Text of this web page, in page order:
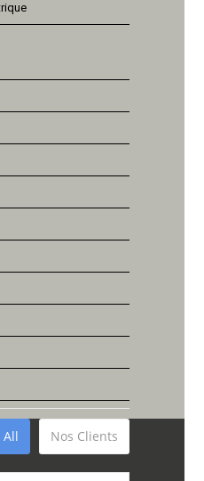
All Nos Clients